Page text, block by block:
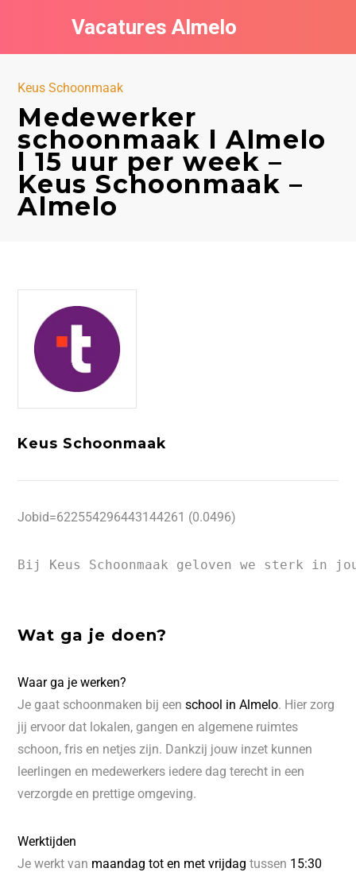
Vacatures Almelo
Keus Schoonmaak
Medewerker
schoonmaak l Almelo
l 15 uur per week –
Keus Schoonmaak –
Almelo
Keus Schoonmaak
Jobid=622554296443144261 (0.0496)
Bij Keus Schoonmaak geloven we sterk
Wat ga je doen?
Waar ga je werken?
Je gaat schoonmaken bij eenschool in Almelo. Hier zorg
jij ervoor dat lokalen, gangen en algemene ruimtes
schoon, fris en netjes zijn. Dankzij jouw inzet kunnen
leerlingen en medewerkers iedere dag terecht in een
verzorgde en prettige omgeving.
Werktijden
Je werkt van maandag tot en met vrijdag tussen 15:30
Vacatures per bedrijf
Nieuwsbrief feed